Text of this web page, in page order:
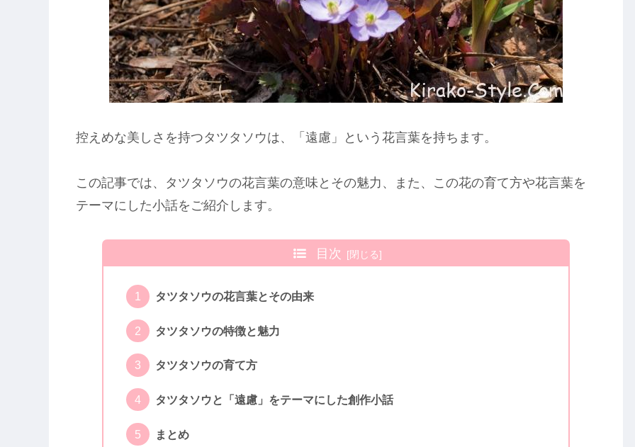
控えめな美しさを持つタツタソウは、「遠慮」という花言葉を持ちます。
この記事では、タツタソウの花言葉の意味とその魅力、また、この花の育て方や花言葉を
テーマにした小話をご紹介します。
目次
タツタソウの花言葉とその由来
タツタソウの特徴と魅力
タツタソウの育て方
タツタソウと「遠慮」をテーマにした創作小話
まとめ